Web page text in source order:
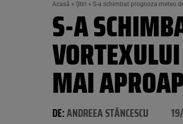
Acasă » Știri » S-a schimbat prognoza meteo
S-A
MAI
DE:ANDREEA STĂNCESCU